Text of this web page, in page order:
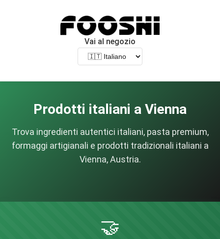
Vai al negozio
Prodotti italiani a Vienna
Trova ingredienti autentici italiani, pasta premium,
formaggi artigianali e prodotti tradizionali italiani a
Vienna, Austria.
🤝